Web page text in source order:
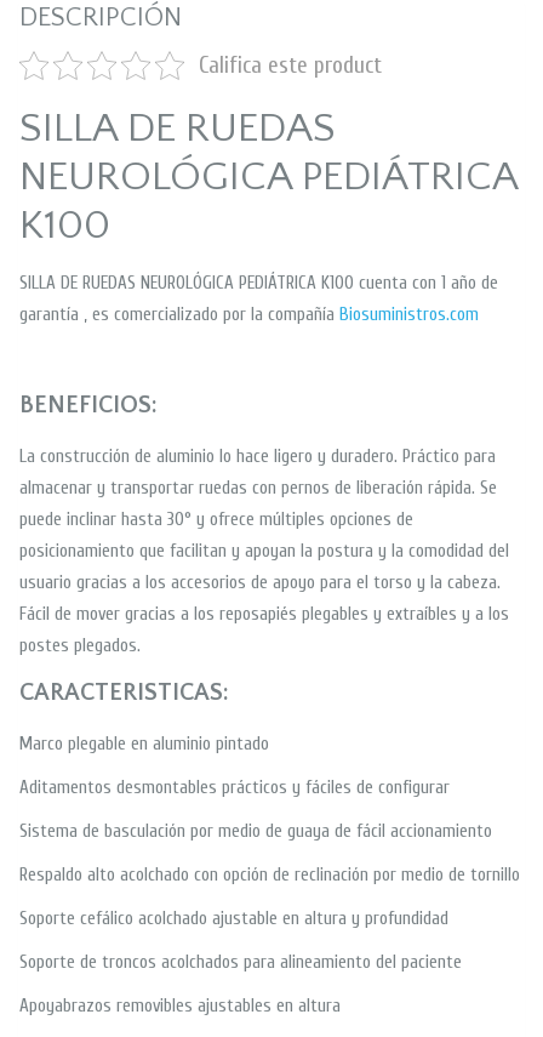
DESCRIPCIÓN
Califica este product
SILLA DE RUEDAS
NEUROLÓGICA PEDIÁTRICA
K100
SILLA DE RUEDAS NEUROLÓGICA PEDIÁTRICA K100 cuenta con 1 año de
garantía , es comercializado por la compañía Biosuministros.com
BENEFICIOS:
La construcción de aluminio lo hace ligero y duradero. Práctico para
almacenar y transportar ruedas con pernos de liberación rápida. Se
puede inclinar hasta 30° y ofrece múltiples opciones de
posicionamiento que facilitan y apoyan la postura y la comodidad del
usuario gracias a los accesorios de apoyo para el torso y la cabeza.
Fácil de mover gracias a los reposapiés plegables y extraíbles y a los
postes plegados.
CARACTERISTICAS:
Marco plegable en aluminio pintado
Aditamentos desmontables prácticos y fáciles de configurar
Sistema de basculación por medio de guaya de fácil accionamiento
Respaldo alto acolchado con opción de reclinación por medio de tornillo
Soporte cefálico acolchado ajustable en altura y profundidad
Soporte de troncos acolchados para alineamiento del paciente
Apoyabrazos removibles ajustables en altura